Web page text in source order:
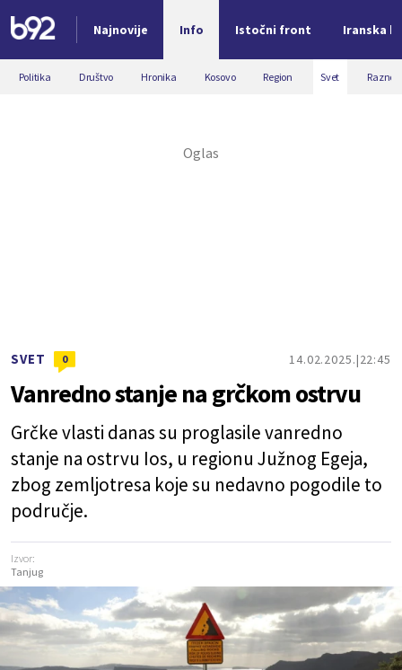
Najnovije Info Istočni front Iranska
Nova vest
Politika Društvo Hronika Kosovo Region Svet Razno
SVET 0 14.02.2025. 22:45
Vanredno stanje na grčkom ostrvu
Grčke vlasti danas su proglasile vanredno
stanje na ostrvu Ios, u regionu Južnog Egeja,
zbog zemljotresa koje su nedavno pogodile to
područje.
Izvor:
Tanjug